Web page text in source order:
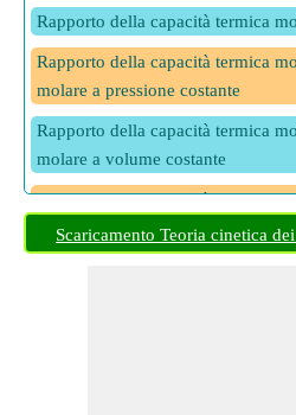
Rapporto della capacità termica
Rapporto della capacità termica
molare a pressione costante
Rapporto della capacità termica
molare a volume costante
Rapporto della capacità termica
Scaricamento Teoria cinetica